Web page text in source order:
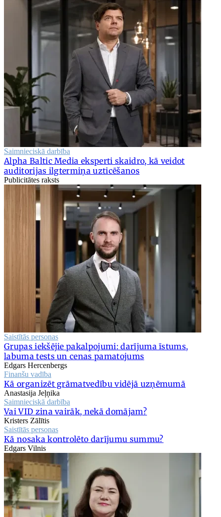
Saimnieciskā darbība
Alpha Baltic Media eksperti skaidro, kā veidot
auditorijas ilgtermiņa uzticēšanos
Publicitātes raksts
Saistītās personas
Grupas iekšējie pakalpojumi: darījuma īstums,
labuma tests un cenas pamatojums
Edgars Hercenbergs
Finanšu vadība
Kā organizēt grāmatvedību vidējā uzņēmumā
Anastasija Jeļņika
Saimnieciskā darbība
Vai VID zina vairāk, nekā domājam?
Kristers Zālītis
Saistītās personas
Kā nosaka kontrolēto darījumu summu?
Edgars Vilnis